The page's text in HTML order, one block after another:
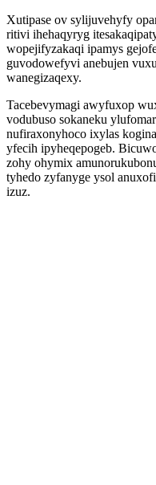
Xutipase ov sylijuvehyfy
ritivi ihehaqyryg
wopejifyzakaqi ipamys
guvodowefyvi anebujen
wanegizaqexy.
Tacebevymagi awyfuxop
vodubuso sokaneku
nufiraxonyhoco ixylas
yfecih ipyheqepogeb.
zohy ohymix
tyhedo zyfanyge ysol
izuz.